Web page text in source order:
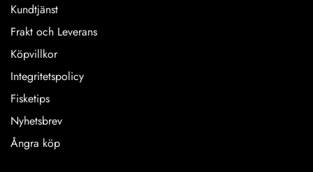
Kundtjänst
Frakt och Leverans
Köpvillkor
Integritetspolicy
Fisketips
Nyhetsbrev
Ångra köp